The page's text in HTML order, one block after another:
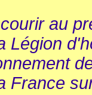
au
Légion
France